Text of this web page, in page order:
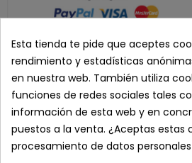
DETALLES DEL PRODUCTO
RESEÑAS
TAMBIÉN PODRÍA
Esta tienda te pide que aceptes
rendimiento y estadísticas
en nuestra web. También utiliza
funciones de redes sociales tales
información de esta web y en
puestos a la venta. ¿Aceptas estas
procesamiento de datos